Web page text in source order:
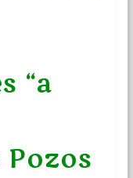
“a